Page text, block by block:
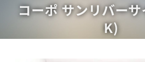
コーポ サンリバー
K)